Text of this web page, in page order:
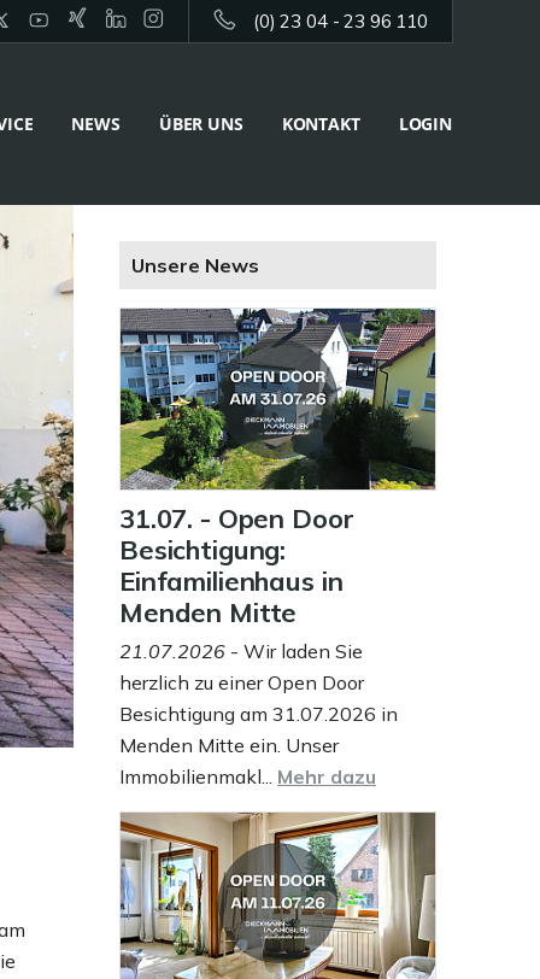
(0) 23 04 - 23 96 110
NEWS ÜBER UNS KONTAKT LOGIN
Unsere News
31.07. - Open Door
Besichtigung:
Einfamilienhaus in
Menden Mitte
21.07.2026 - Wir laden Sie
herzlich zu einer Open Door
Besichtigung am 31.07.2026 in
Menden Mitte ein. Unser
Immobilienmakl... Mehr dazu